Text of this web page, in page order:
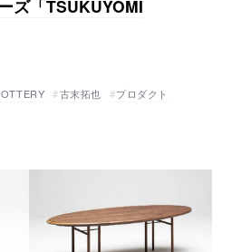
ズ「TSUKUYOMI
古末拓也
プロダクト